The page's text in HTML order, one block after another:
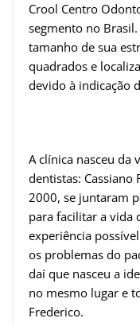
Crool Centro
segmento no
tamanho de sua
quadrados e
devido à indicação
A clínica nasceu da
dentistas: Cassiano
2000, se juntaram
para facilitar a vida
experiência
os problemas do
daí que nasceu a
no mesmo lugar e
Frederico.